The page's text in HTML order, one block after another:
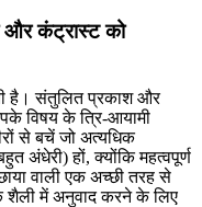
और कंट्रास्ट को
है। संतुलित प्रकाश और
विषय के त्रि-आयामी
से बचें जो अत्यधिक
अंधेरी) हों, क्योंकि महत्वपूर्ण
वाली एक अच्छी तरह से
शैली में अनुवाद करने के लिए